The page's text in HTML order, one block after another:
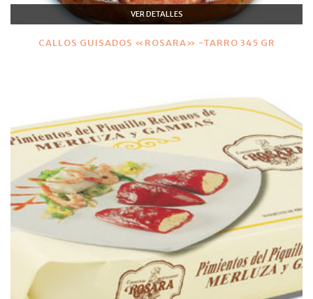
VER DETALLES
CALLOS GUISADOS «ROSARA» -TARRO 345 GR